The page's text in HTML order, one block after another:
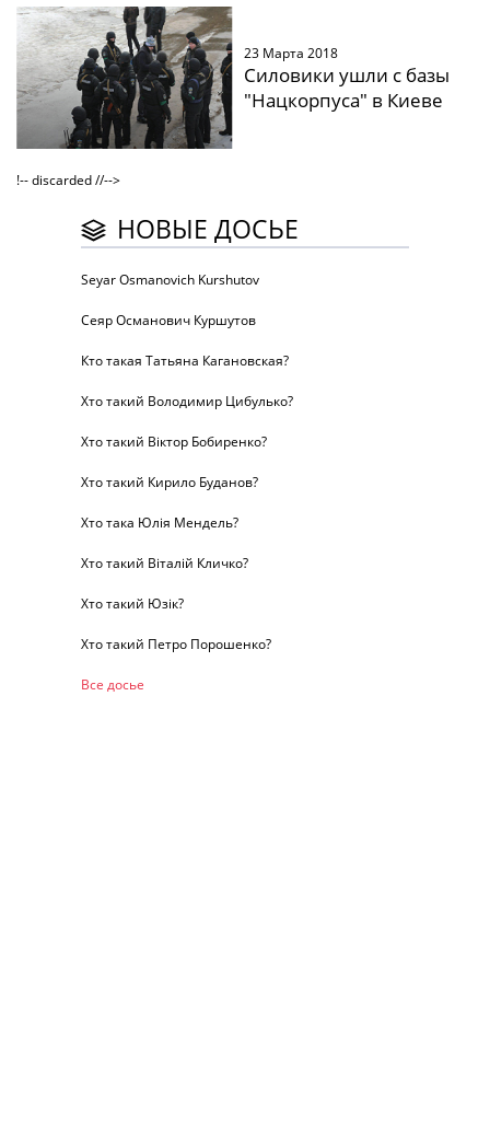
23 Марта 2018
Силовики ушли с базы
"Нацкорпуса" в Киеве
!-- discarded //-->
НОВЫЕ ДОСЬЕ
Seyar Osmanovich Kurshutov
Сеяр Османович Куршутов
Кто такая Татьяна Кагановская?
Хто такий Володимир Цибулько?
Хто такий Віктор Бобиренко?
Хто такий Кирило Буданов?
Хто така Юлія Мендель?
Хто такий Віталій Кличко?
Хто такий Юзік?
Хто такий Петро Порошенко?
Все досье